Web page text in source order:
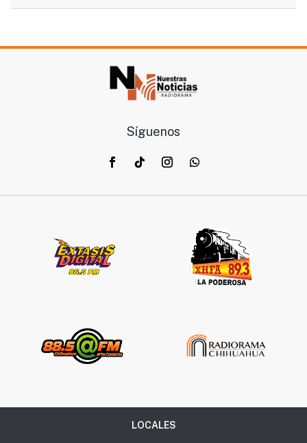
Síguenos
LOCALES